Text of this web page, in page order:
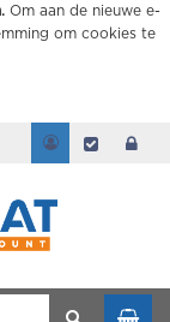
Om aan de nieuwe e-
om cookies te